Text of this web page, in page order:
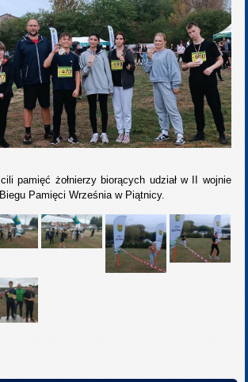
pamięć żołnierzy biorących udział w II wojnie
Pamięci Września w Piątnicy.